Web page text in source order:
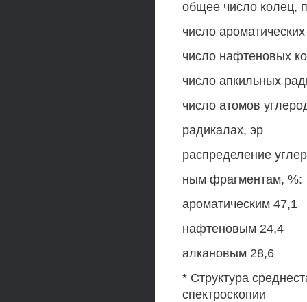
общее число колец,
число
число нафтеновых
число апкильных
число атомов
радикалах, эр
распределение
ным фрагментам, %:
ароматическим 47,1
нафтеновым 24,4
алкановым 28,6
* Структура
спектроскопии